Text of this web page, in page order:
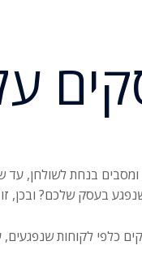
ומסבים בנחת
בעסק שלכם?
כלפי לקוחות